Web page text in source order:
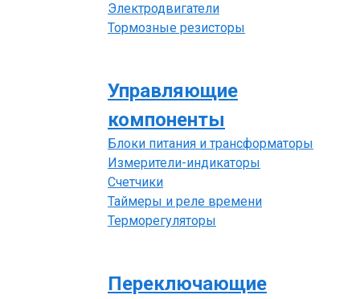
Электродвигатели
Тормозные резисторы
Управляющие
компоненты
Блоки питания и трансформаторы
Измерители-индикаторы
Счетчики
Таймеры и реле времени
Терморегуляторы
Переключающие